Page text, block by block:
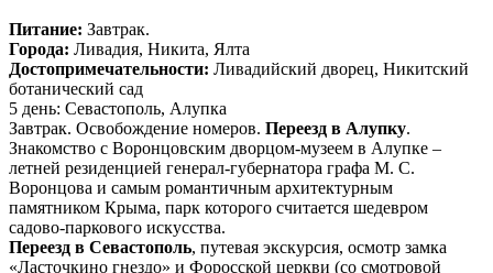
Питание: Завтрак.
Города: Ливадия, Никита, Ялта
Достопримечательности: Ливадийский дворец, Никитский
ботанический сад
5 день: Севастополь, Алупка
Завтрак. Освобождение номеров. Переезд в Алупку.
Знакомство с Воронцовским дворцом-музеем в Алупке –
летней резиденцией генерал-губернатора графа М. С.
Воронцова и самым романтичным архитектурным
памятником Крыма, парк которого считается шедевром
садово-паркового искусства.
Переезд в Севастополь, путевая экскурсия, осмотр замка
«Ласточкино гнездо» и Форосской церкви (со смотровой